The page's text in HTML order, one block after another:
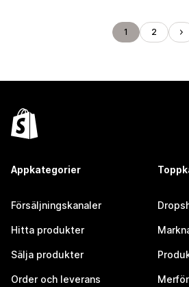
1 2
Appkategorier
Försäljningskanaler
Hitta produkter
Sälja produkter
Order och leverans